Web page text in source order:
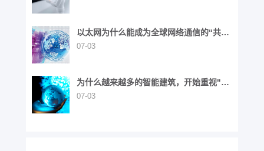
以太网为什么能成为全球网络通信的“共同
语言”？
07-03
为什么越来越多的智能建筑，开始重视"布
线生命周期"？
07-03